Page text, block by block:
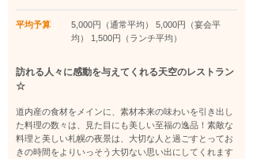
平均予算
5,000円（通常平均） 5,000円（宴会平
均） 1,500円（ランチ平均）
訪れる人々に感動を与えてくれる天空のレストラン
☆
道内産の食材をメインに、素材本来の味わいを引き出し
た料理の数々は、見た目にも美しい至福の逸品！素敵な
料理と美しい札幌の夜景は、大切な人と過ごすとってお
きの時間をよりいっそう大切ない思い出にしてくれます